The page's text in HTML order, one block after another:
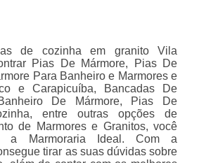
de cozinha em granito Vila
Pias De Mármore, Pias De
Para Banheiro e Marmores e
e Carapicuíba, Bancadas De
De Mármore, Pias De
entre outras opções de
de Marmores e Granitos, você
a Marmoraria Ideal. Com a
tirar as suas dúvidas sobre